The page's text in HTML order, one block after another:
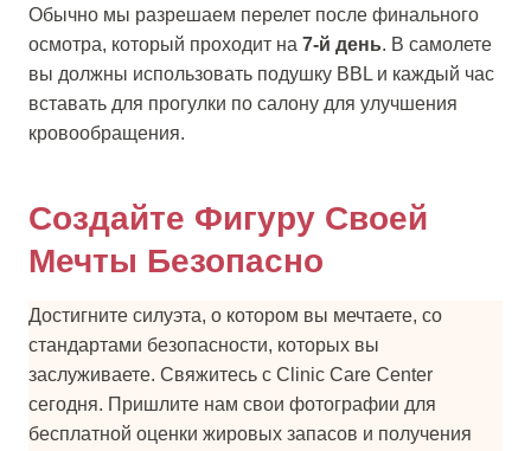
Обычно мы разрешаем перелет после финального
осмотра, который проходит на 7-й день. В самолете
вы должны использовать подушку BBL и каждый час
вставать для прогулки по салону для улучшения
кровообращения.
Создайте Фигуру Своей
Мечты Безопасно
Достигните силуэта, о котором вы мечтаете, со
стандартами безопасности, которых вы
заслуживаете. Свяжитесь с Clinic Care Center
сегодня. Пришлите нам свои фотографии для
бесплатной оценки жировых запасов и получения